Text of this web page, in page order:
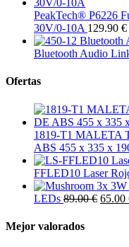
PeakTech® P6226
30V/0-10A 129.90 €
Bluetooth Audio
Ofertas
1819-T1 MALETA
ABS 455 x 335 x
FFLED10 Laser
LEDs 89.00 € 65.00
Mejor valorados